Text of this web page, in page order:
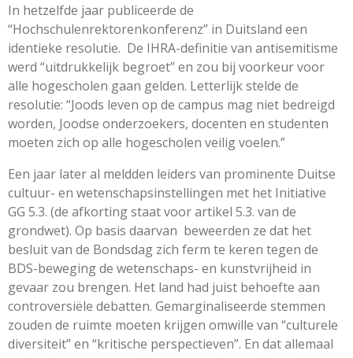
In hetzelfde jaar publiceerde de
“Hochschulenrektorenkonferenz” in Duitsland een
identieke resolutie. De IHRA-definitie van antisemitisme
werd “uitdrukkelijk begroet” en zou bij voorkeur voor
alle hogescholen gaan gelden. Letterlijk stelde de
resolutie: “Joods leven op de campus mag niet bedreigd
worden, Joodse onderzoekers, docenten en studenten
moeten zich op alle hogescholen veilig voelen.”
Een jaar later al meldden leiders van prominente Duitse
cultuur- en wetenschapsinstellingen met het Initiative
GG 5.3. (de afkorting staat voor artikel 5.3. van de
grondwet). Op basis daarvan beweerden ze dat het
besluit van de Bondsdag zich ferm te keren tegen de
BDS-beweging de wetenschaps- en kunstvrijheid in
gevaar zou brengen. Het land had juist behoefte aan
controversiële debatten. Gemarginaliseerde stemmen
zouden de ruimte moeten krijgen omwille van “culturele
diversiteit” en “kritische perspectieven”. En dat allemaal